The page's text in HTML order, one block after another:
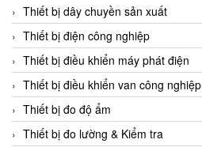
CEIA Vietnam
Celduc Vietnam
Cemb
Centec GmbH
CEQUBE
CHAUVIN ARNOUX
Thiết bị dây chuyền sản xuất
Thiết bị điện công nghiệp
Thiết bị điều khiển máy phát điện
Thiết bị điều khiển van công nghiệp
Thiết bị đo độ ẩm
Thiết bị đo lường & Kiểm tra